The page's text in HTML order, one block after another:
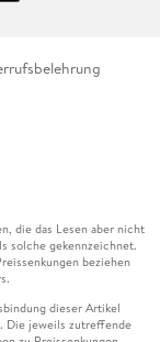
die das Lesen aber nicht
solche gekennzeichnet.
beziehen
dieser Artikel
Die jeweils zutreffende